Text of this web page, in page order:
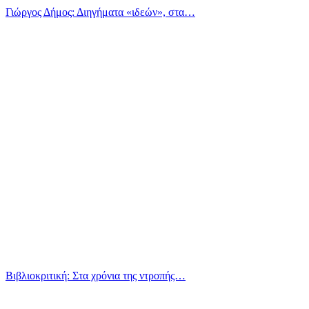
Γιώργος Δήμος: Διηγήματα «ιδεών», στα…
Βιβλιοκριτική: Στα χρόνια της ντροπής…